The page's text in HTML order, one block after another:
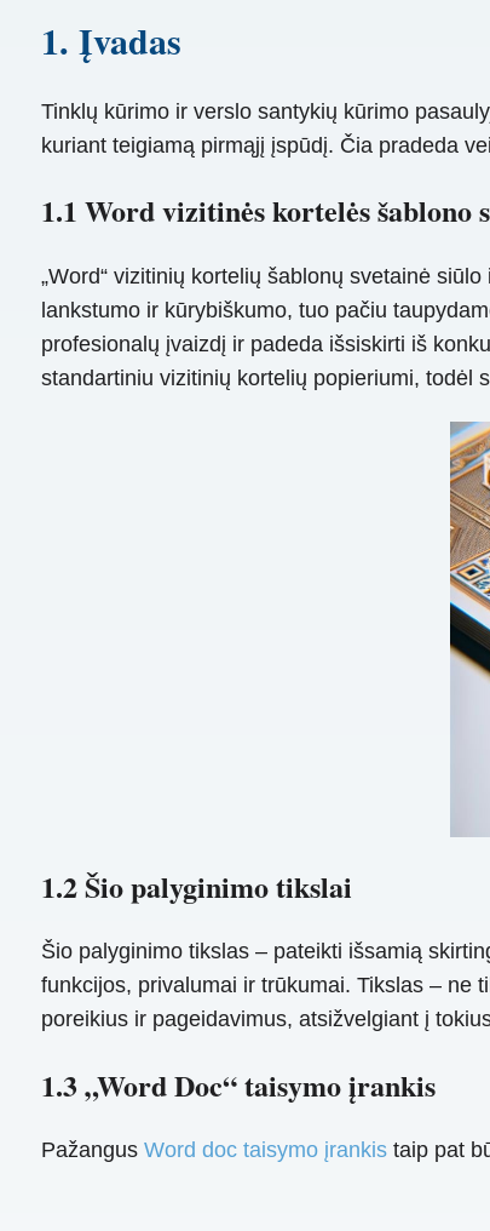
1. Įvadas
Tinklų kūrimo ir verslo santykių kūrimo
kuriant teigiamą pirmąjį įspūdį. Čia pradeda
1.1 Word vizitinės kortelės šablono
„Word“ vizitinių kortelių šablonų svetainė
lankstumo ir kūrybiškumo, tuo pačiu
profesionalų įvaizdį ir padeda išsiskirti iš
standartiniu vizitinių kortelių popieriumi, todėl
1.2 Šio palyginimo tikslai
Šio palyginimo tikslas – pateikti išsamią
funkcijos, privalumai ir trūkumai. Tikslas – ne
poreikius ir pageidavimus, atsižvelgiant į
1.3 „Word Doc“ taisymo įrankis
Pažangus Word doc taisymo įrankistaip pat